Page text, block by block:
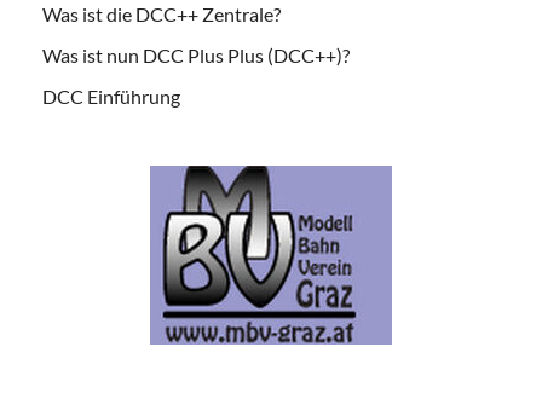
Was ist die DCC++ Zentrale?
Was ist nun DCC Plus Plus (DCC++)?
DCC Einführung